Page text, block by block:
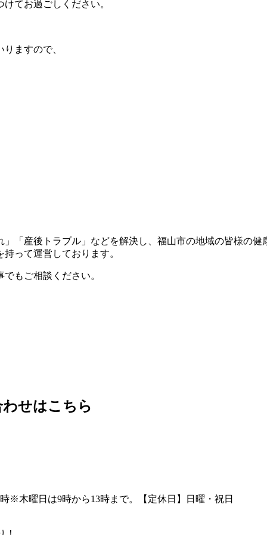
てお過ごしください。
ますので、
「産後トラブル」などを解決し、福山市の地域の皆様の
って運営しております。
もご相談ください。
せはこちら